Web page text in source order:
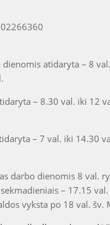
dienomis atidaryta – 8
– 8.30 val. iki 12
– 7 val. iki 14.30
darbo dienomis 8 val.
– 17.15
vyksta po 18 val. šv.